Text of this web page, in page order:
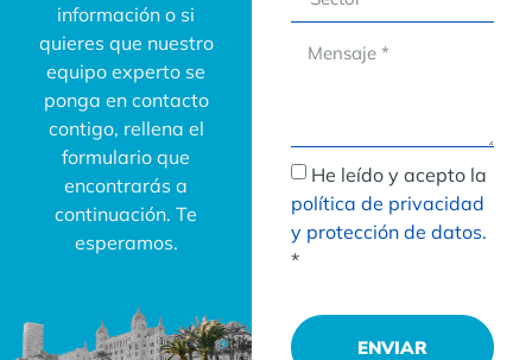
información o si
quieres que nuestro
equipo experto se
ponga en contacto
contigo, rellena el
formulario que
encontrarás a
continuación. Te
esperamos.
He leído y acepto la
política de privacidad
y protección de datos.
*
ENVIAR